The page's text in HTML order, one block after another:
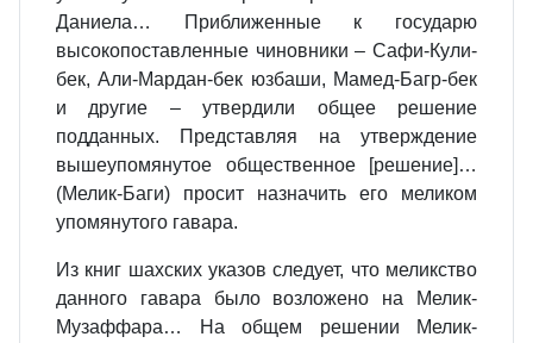
Даниела… Приближенные к государю
высокопоставленные чиновники – Сафи-Кули-
бек, Али-Мардан-бек юзбаши, Мамед-Багр-бек
и другие – утвердили общее решение
подданных. Представляя на утверждение
вышеупомянутое общественное [решение]…
(Мелик-Баги) просит назначить его меликом
упомянутого гавара.
Из книг шахских указов следует, что меликство
данного гавара было возложено на Мелик-
Музаффара… На общем решении Мелик-